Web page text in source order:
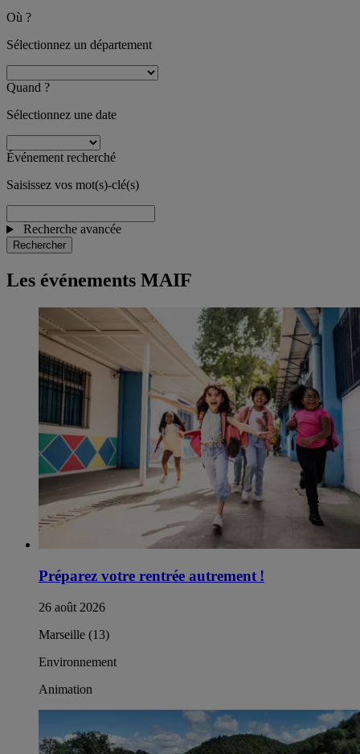
Où ?
Sélectionnez un département
Quand ?
Sélectionnez une date
Événement recherché
Saisissez vos mot(s)-clé(s)
Recherche avancée
Rechercher
Les événements MAIF
Préparez votre rentrée autrement !​
26 août 2026
Marseille (13)
Environnement
Animation